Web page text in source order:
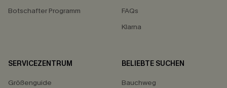
Botschafter Programm
FAQs
Klarna
SERVICEZENTRUM
Größenguide
BELIEBTE SUCHEN
Bauchweg